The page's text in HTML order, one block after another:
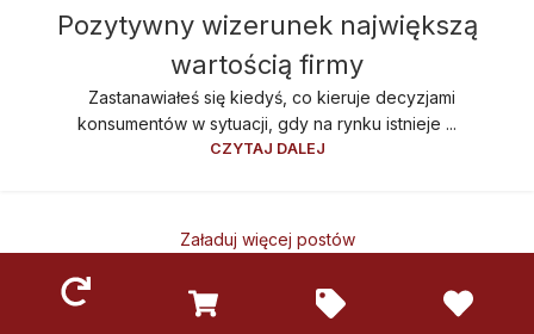
Pozytywny wizerunek największą
wartością firmy
Zastanawiałeś się kiedyś, co kieruje decyzjami
konsumentów w sytuacji, gdy na rynku istnieje ...
CZYTAJ DALEJ
Załaduj więcej postów